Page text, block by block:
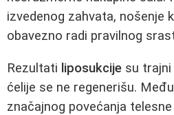
izvedenog zahvata, nošenje
obavezno radi pravilnog
Rezultati liposukcije su trajni
ćelije se ne regenerišu.
značajnog povećanja